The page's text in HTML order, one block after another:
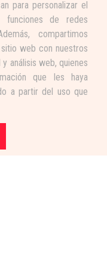
para personalizar el
funciones de redes
compartimos
web con nuestros
análisis web, quienes
que les haya
a partir del uso que